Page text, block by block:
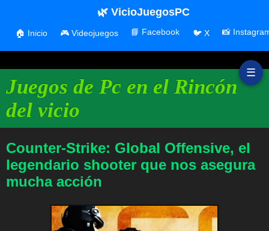
☰
Juegos de Pc en el Rincón
del vicio
🌿 VicioJuegosPC
🏠 Inicio 🎮 Videojuegos 📘 Facebook 🐦 X 📸
Counter-Strike: Global Offensive, el
legendario shooter que nos asegura
mucha acción